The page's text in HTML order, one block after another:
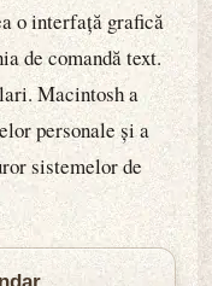
o interfață grafică
de comandă text.
Macintosh a
personale și a
sistemelor de